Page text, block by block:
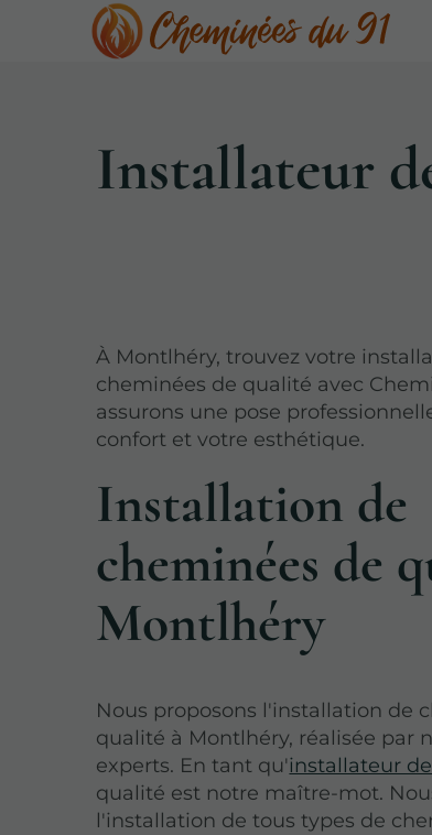
Installateur
À Montlhéry, trouvez votre
cheminées de qualité avec
assurons une pose
confort et votre esthétique.
Installation de
cheminées de
Montlhéry
Nous proposons l'installation de
qualité à Montlhéry, réalisée par
experts. En tant qu'installateur
qualité est notre maître-mot.
l'installation de tous types de